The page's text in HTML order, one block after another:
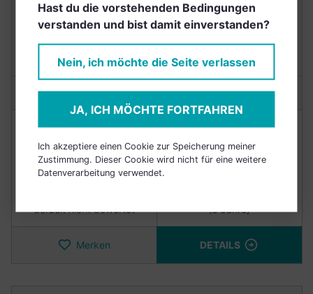
INVESCO FUNDS SICAV - INVESCO ASIAN
FLEXIBLE BOND FUND CLASS A ANNUAL
DISTRIBUTION - EUR
LU0794790807
Anlagetyp:Anleihenfonds
NACHHALTIGKEIT
N/A
derzeit nicht bewertet
RENDITE
+11,43%
(3 Jahre)
Merken DETAILS
Hast du die vorstehenden Bedingungen
verstanden und bist damit einverstanden?
Nein, ich möchte die Seite verlassen
JA, ICH MÖCHTE FORTFAHREN
Ich akzeptiere einen Cookie zur Speicherung meiner
Zustimmung. Dieser Cookie wird nicht für eine weitere
Datenverarbeitung verwendet.